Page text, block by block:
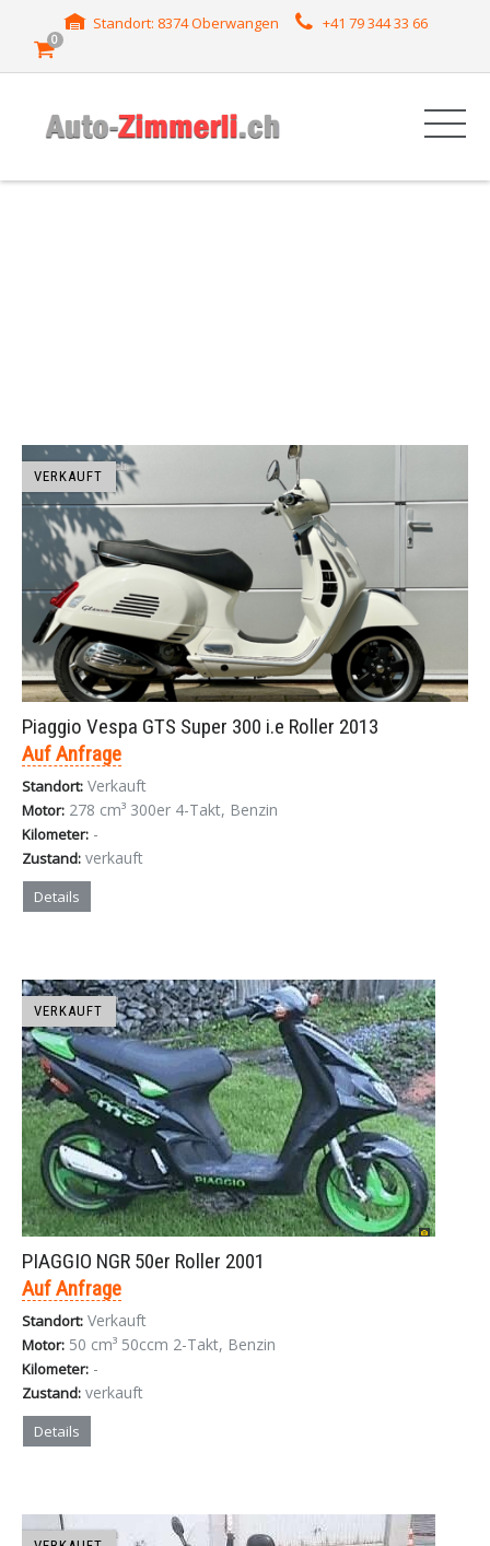
Standort: 8374 Oberwangen +41 79 344 33 66
0
VERKAUFT
Piaggio Vespa GTS Super 300 i.e Roller 2013
Auf Anfrage
Standort: Verkauft
Motor: 278 cm³ 300er 4-Takt, Benzin
Kilometer: -
Zustand: verkauft
Details
VERKAUFT
PIAGGIO NGR 50er Roller 2001
Auf Anfrage
Standort: Verkauft
Motor: 50 cm³ 50ccm 2-Takt, Benzin
Kilometer: -
Zustand: verkauft
Details